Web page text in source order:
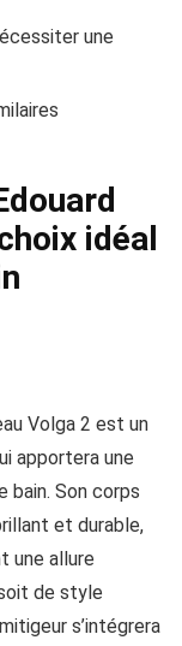
une
idéal
Volga 2 est un
apportera une
bain. Son corps
et durable,
une allure
de style
s’intégrera